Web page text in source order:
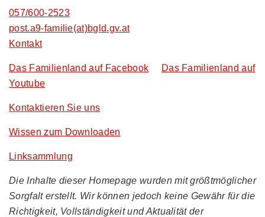
057/600-2523
post.a9-familie(at)bgld.gv.at
Kontakt
Das Familienland auf Facebook
Das Familienland auf
Youtube
Kontaktieren Sie uns
Wissen zum Downloaden
Linksammlung
Die Inhalte dieser Homepage wurden mit größtmöglicher
Sorgfalt erstellt. Wir können jedoch keine Gewähr für die
Richtigkeit, Vollständigkeit und Aktualität der